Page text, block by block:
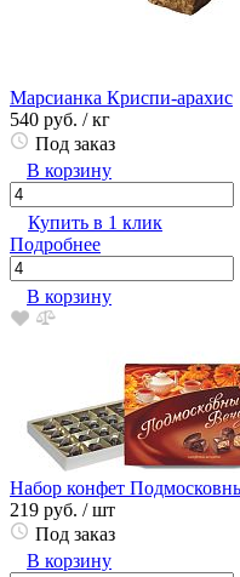
Марсианка Криспи-арахис
540 руб. / кг
Под заказ
В корзину
Купить в 1 клик
Подробнее
В корзину
Набор конфет
219 руб. / шт
Под заказ
В корзину